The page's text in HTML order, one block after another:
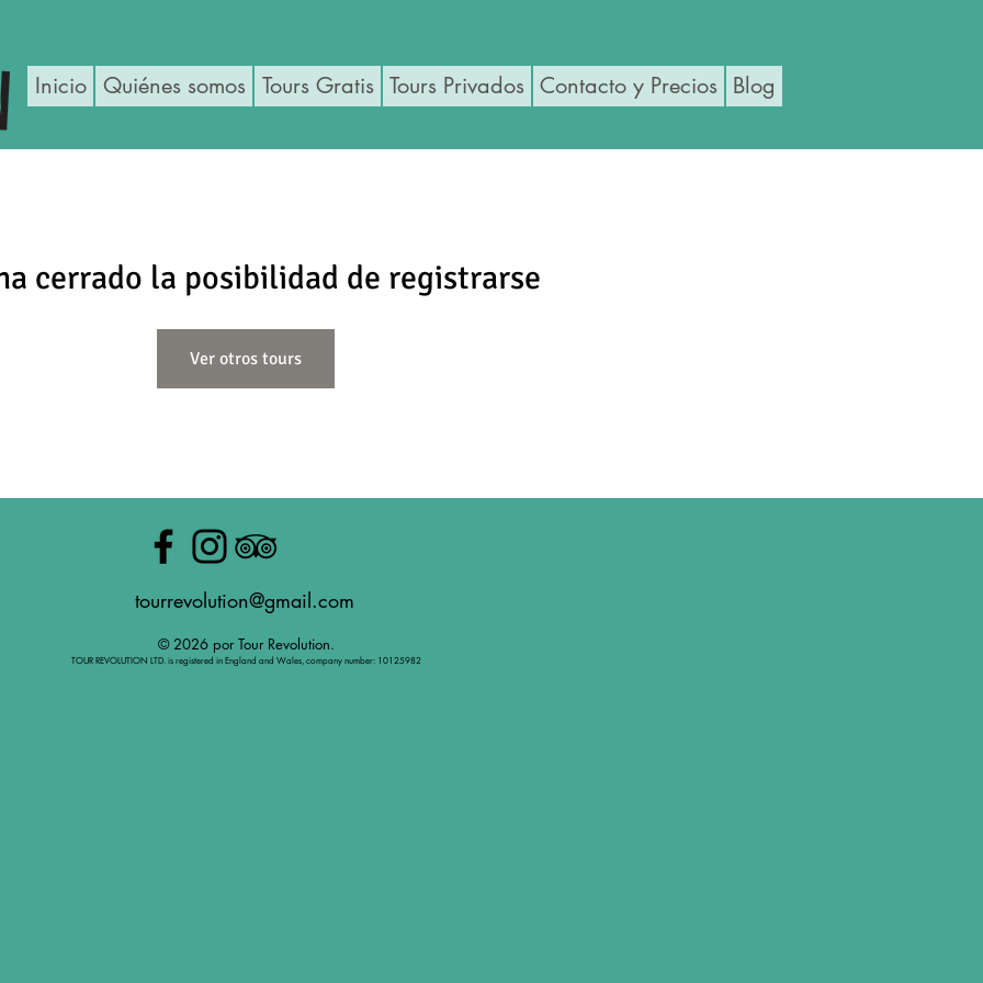
Inicio Quiénes somos Tours Gratis Tours Privados Contacto y Precios Blog
cerrado la posibilidad de registrarse
Ver otros tours
tourrevolution@gmail.com
© 2026 por Tour Revolution.
TOUR REVOLUTION LTD. is registered in England and Wales, company number: 10125982